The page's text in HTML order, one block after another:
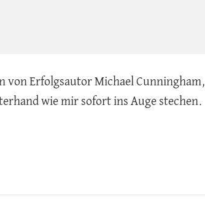
von Erfolgsautor Michael Cunningham,
wie mir sofort ins Auge stechen.